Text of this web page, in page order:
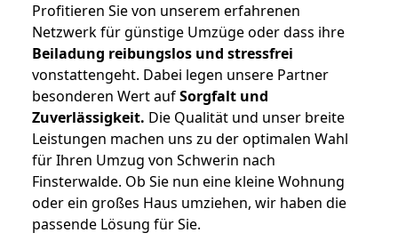
Profitieren Sie von unserem erfahrenen
Netzwerk für günstige Umzüge oder dass ihre
Beiladung reibungslos und stressfrei
vonstattengeht. Dabei legen unsere Partner
besonderen Wert aufSorgfalt und
Zuverlässigkeit. Die Qualität und unser breite
Leistungen machen uns zu der optimalen Wahl
für Ihren Umzug von Schwerin nach
Finsterwalde. Ob Sie nun eine kleine Wohnung
oder ein großes Haus umziehen, wir haben die
passende Lösung für Sie.